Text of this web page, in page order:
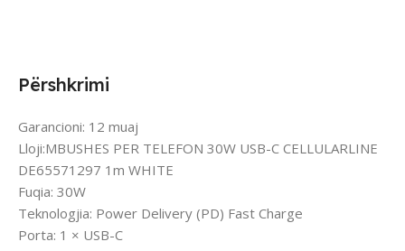
Përshkrimi
Garancioni: 12 muaj
Lloji:MBUSHES PER TELEFON 30W USB-C CELLULARLINE
DE65571297 1m WHITE
Fuqia: 30W
Teknologjia: Power Delivery (PD) Fast Charge
Porta: 1 × USB-C